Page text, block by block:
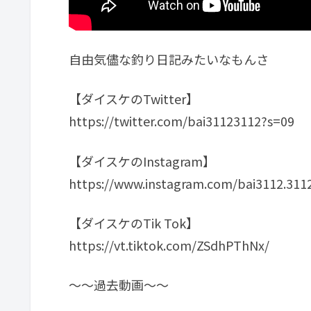
自由気儘な釣り日記みたいなもんさ
【ダイスケのTwitter】
https://twitter.com/bai31123112?s=09
【ダイスケのInstagram】
https://www.instagram.com/
【ダイスケのTik Tok】
https://vt.tiktok.com/ZSdhPThNx/
～～過去動画～～